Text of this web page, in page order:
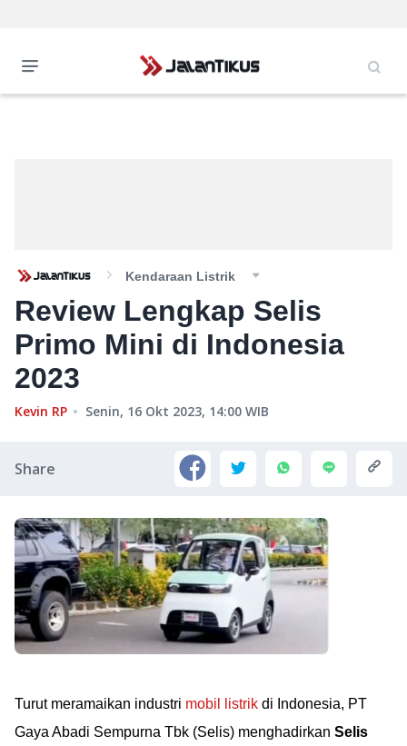
Kendaraan Listrik
Review Lengkap Selis
Primo Mini di Indonesia
2023
Kevin RP Senin, 16 Okt 2023, 14:00 WIB
Share
Turut meramaikan industri mobil listrik di Indonesia, PT
Gaya Abadi Sempurna Tbk (Selis) menghadirkan Selis